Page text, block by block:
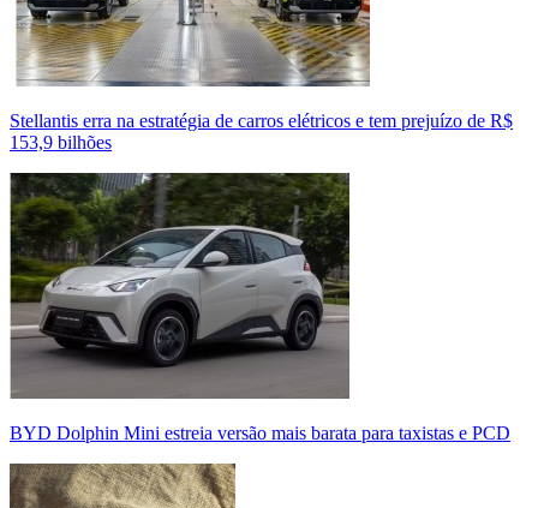
Stellantis erra na estratégia de carros elétricos e tem prejuízo de R$
153,9 bilhões
BYD Dolphin Mini estreia versão mais barata para taxistas e PCD